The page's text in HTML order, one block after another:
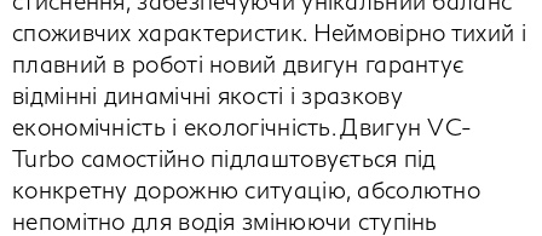
споживчих характеристик. Неймовірно тихий і
плавний в роботі новий двигун гарантує
відмінні динамічні якості і зразкову
економічність і екологічність. Двигун VC-
Turbo самостійно підлаштовується під
конкретну дорожню ситуацію, абсолютно
непомітно для водія змінюючи ступінь